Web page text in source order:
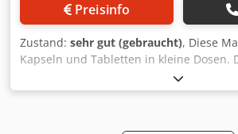
Preisinfo
Zustand: sehr gut (gebraucht), Diese
Kapseln und Tabletten in kleine Dosen.
ist ebenfalls verfügbar. Flaschen
Drehtisch (Lazy Susan) in die Linie